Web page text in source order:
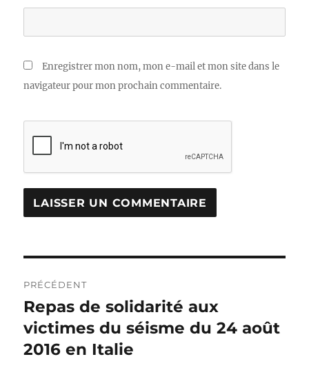
Enregistrer mon nom, mon e-mail et mon site dans le
navigateur pour mon prochain commentaire.
de
l’article
PRÉCÉDENT
Publication
précédente :
Repas de solidarité aux
victimes du séisme du 24 août
2016 en Italie